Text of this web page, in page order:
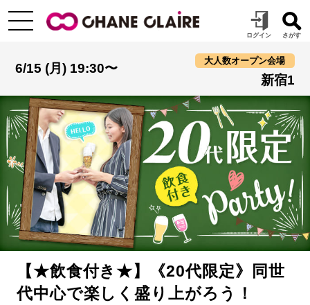
6/15 (月) 19:30〜
大人数オープン会場
新宿1
【★飲食付き★】《20代限定》同世
代中心で楽しく盛り上がろう！